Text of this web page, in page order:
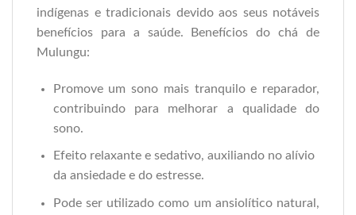
indígenas e tradicionais devido aos seus notáveis
benefícios para a saúde. Benefícios do chá de
Mulungu:
Promove um sono mais tranquilo e reparador,
contribuindo para melhorar a qualidade do
sono.
Efeito relaxante e sedativo, auxiliando no alívio
da ansiedade e do estresse.
Pode ser utilizado como um ansiolítico natural,